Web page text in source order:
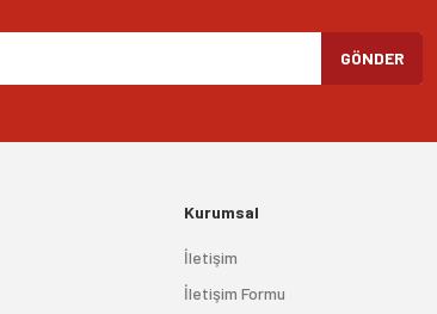
GÖNDER
Kurumsal
İletişim
İletişim Formu